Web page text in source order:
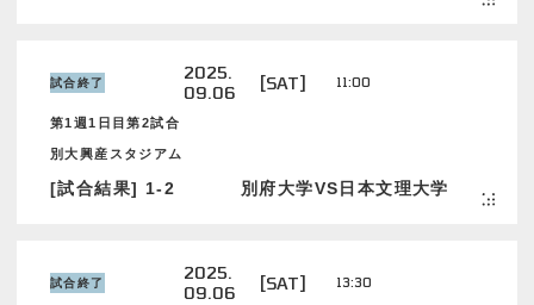
試合終了
2025.
09.06
[SAT] 11:00
第1週1日目第2試合
別大興産スタジアム
[試合結果] 1-2 別府大学VS日本文理大学
試合終了
2025.
09.06
[SAT] 13:30